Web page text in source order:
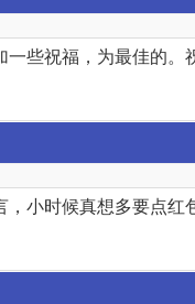
些祝福，为最佳的。
小时候真想多要点红